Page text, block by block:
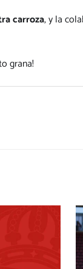
carroza, y la
grana!